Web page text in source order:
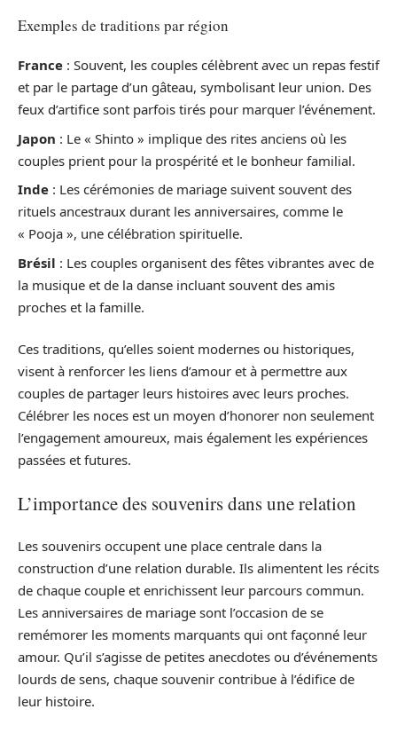
Exemples de traditions par région
France : Souvent, les couples célèbrent avec un repas festif
et par le partage d’un gâteau, symbolisant leur union. Des
feux d’artifice sont parfois tirés pour marquer l’événement.
Japon : Le « Shinto » implique des rites anciens où les
couples prient pour la prospérité et le bonheur familial.
Inde : Les cérémonies de mariage suivent souvent des
rituels ancestraux durant les anniversaires, comme le
« Pooja », une célébration spirituelle.
Brésil : Les couples organisent des fêtes vibrantes avec de
la musique et de la danse incluant souvent des amis
proches et la famille.
Ces traditions, qu’elles soient modernes ou historiques,
visent à renforcer les liens d’amour et à permettre aux
couples de partager leurs histoires avec leurs proches.
Célébrer les noces est un moyen d’honorer non seulement
l’engagement amoureux, mais également les expériences
passées et futures.
L’importance des souvenirs dans une relation
Les souvenirs occupent une place centrale dans la
construction d’une relation durable. Ils alimentent les récits
de chaque couple et enrichissent leur parcours commun.
Les anniversaires de mariage sont l’occasion de se
remémorer les moments marquants qui ont façonné leur
amour. Qu’il s’agisse de petites anecdotes ou d’événements
lourds de sens, chaque souvenir contribue à l’édifice de
leur histoire.